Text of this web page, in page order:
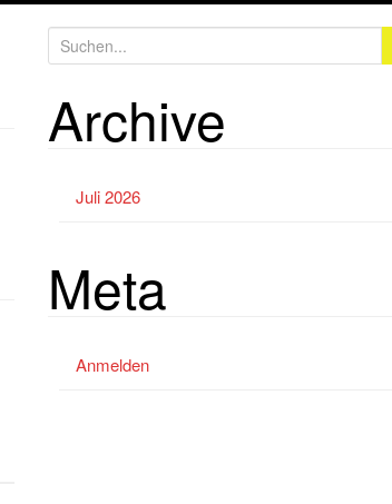
u
h
Archive
Juli 2026
Meta
Anmelden